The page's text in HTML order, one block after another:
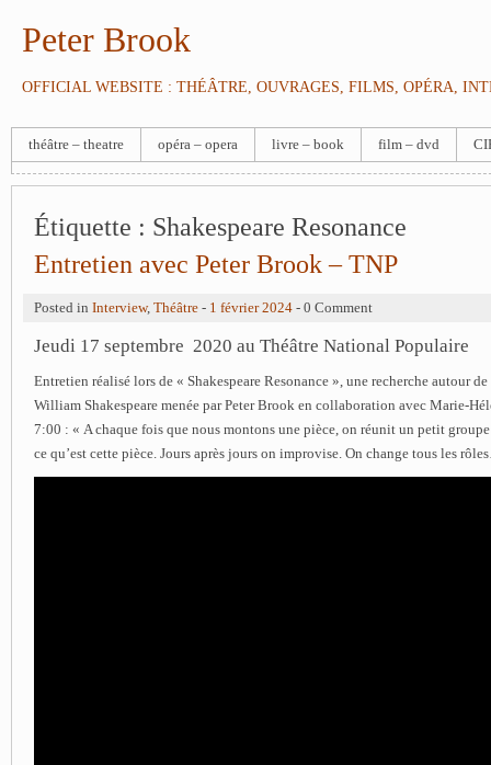
Peter Brook
OFFICIAL WEBSITE : THÉÂTRE, OUVRAGES, FILMS, OPÉRA,
théâtre – theatre opéra – opera livre – book film – dvd
Étiquette : Shakespeare Resonance
Entretien avec Peter Brook – TNP
Posted in Interview, Théâtre - 1 février 2024 - 0 Comment
Jeudi 17 septembre 2020 au Théâtre National Populaire
Entretien réalisé lors de « Shakespeare Resonance », une recherche autour
William Shakespeare menée par Peter Brook en collaboration avec Marie-
7:00 : « A chaque fois que nous montons une pièce, on réunit un petit
ce qu’est cette pièce. Jours après jours on improvise. On change tous les